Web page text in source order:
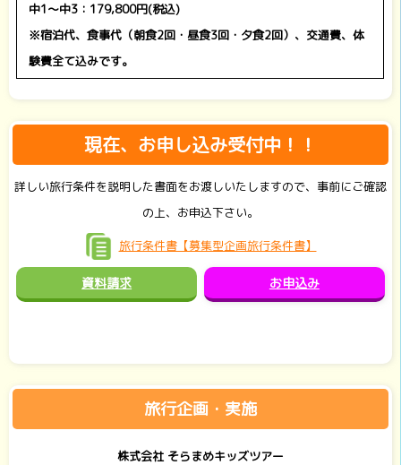
中1～中3：179,800円(税込)
※宿泊代、食事代（朝食2回・昼食3回・夕食2回）、交通費、体
験費全て込みです。
現在、お申し込み受付中！！
詳しい旅行条件を説明した書面をお渡しいたしますので、事前にご確認
の上、お申込下さい。
旅行条件書【募集型企画旅行条件書】
資料請求 お申込み
旅行企画・実施
株式会社 そらまめキッズツアー